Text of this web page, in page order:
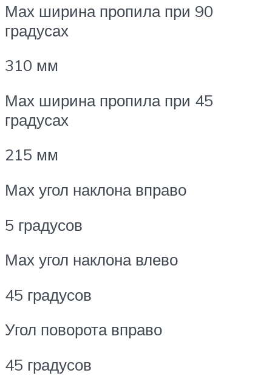
Мах ширина пропила при 90
градусах
310 мм
Мах ширина пропила при 45
градусах
215 мм
Мах угол наклона вправо
5 градусов
Мах угол наклона влево
45 градусов
Угол поворота вправо
45 градусов